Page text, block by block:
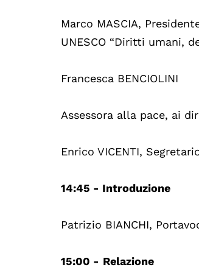
Marco MASCIA,
UNESCO “Diritti umani,
Francesca BENCIOLINI
Assessora alla pace, ai
Enrico VICENTI,
14:45 - Introduzione
Patrizio BIANCHI,
15:00 - Relazione